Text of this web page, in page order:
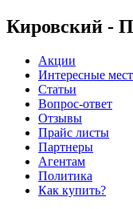
Кировский -
Акции
Интересные
Статьи
Вопрос-ответ
Отзывы
Прайс листы
Партнеры
Агентам
Политика
Как купить?